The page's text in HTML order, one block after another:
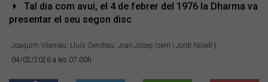
Tal dia com avui, el 4 de febrer del 1976 la Dharma va
presentar el seu segon disc
Joaquim Vilarnau, Lluís Gendrau, Joan Josep Isern i Jordi Novell
04/02/2026 a les 07:00h